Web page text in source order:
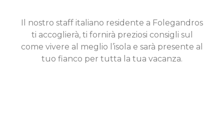
Il nostro staff italiano residente a Folegandros
ti accoglierà, ti fornirà preziosi consigli sul
come vivere al meglio l’isola e sarà presente al
tuo fianco per tutta la tua vacanza.